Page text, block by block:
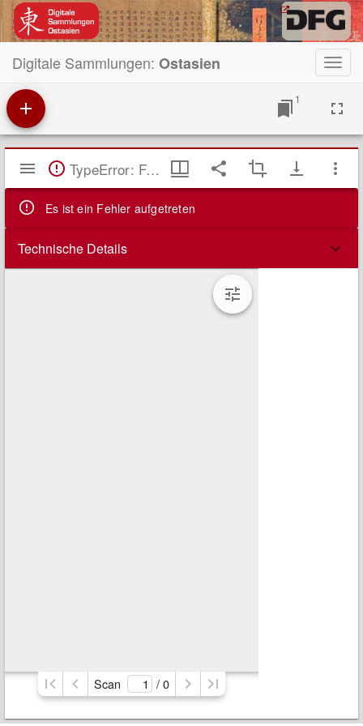
Digitale Sammlungen: Ostasien
1
Mirador
Viewer TypeError: Failed to fetch
Es ist ein Fehler aufgetreten
Technische Details
Scan / 0